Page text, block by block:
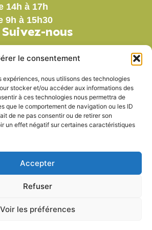
le consentement
expériences, nous utilisons des technologies
stocker et/ou accéder aux informations des
à ces technologies nous permettra de
que le comportement de navigation ou les ID
de ne pas consentir ou de retirer son
un effet négatif sur certaines caractéristiques
Accepter
Refuser
Voir les préférences
14h à 17h
9h à 15h30
Suivez-nous
Mentions légales